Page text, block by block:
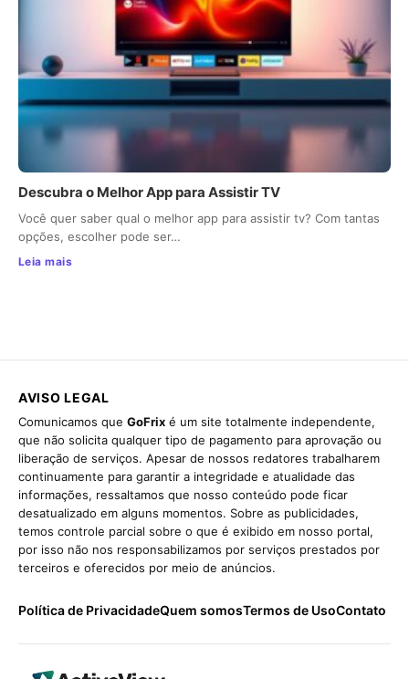
Descubra o Melhor App para Assistir TV
Você quer saber qual o melhor app para assistir tv? Com tantas
opções, escolher pode ser…
Leia mais
AVISO LEGAL
Comunicamos que GoFrix é um site totalmente independente,
que não solicita qualquer tipo de pagamento para aprovação ou
liberação de serviços. Apesar de nossos redatores trabalharem
continuamente para garantir a integridade e atualidade das
informações, ressaltamos que nosso conteúdo pode ficar
desatualizado em alguns momentos. Sobre as publicidades,
temos controle parcial sobre o que é exibido em nosso portal,
por isso não nos responsabilizamos por serviços prestados por
terceiros e oferecidos por meio de anúncios.
Política de PrivacidadeQuem somosTermos de UsoContato